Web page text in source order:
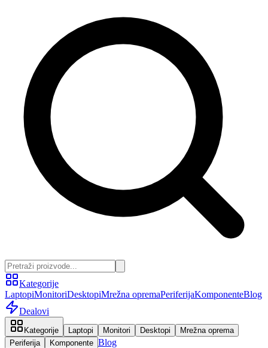
Kategorije
LaptopiMonitoriDesktopiMrežna opremaPeriferijaKomponenteBlog
Dealovi
Kategorije Laptopi Monitori Desktopi
Mrežna oprema
Periferija
Komponente Blog